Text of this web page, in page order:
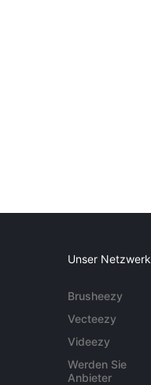
Unser Netzwerk
Brusheezy
Vecteezy
Videezy
Werden Sie
Anbieter